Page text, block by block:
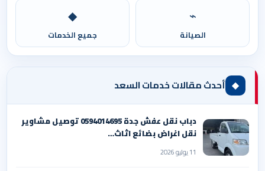
⌁
الصيانة
◆
جميع الخدمات
◆ أحدث مقالات خدمات السعد
دباب نقل عفش جدة 0594014695 توصيل مشاوير
نقل اغراض بضائع اثاث…
11 يوليو 2026